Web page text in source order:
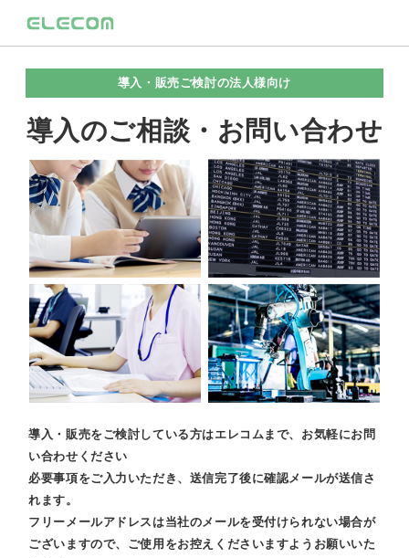
導入・販売ご検討の法人様向け
導入のご相談・お問い合わせ
導入・販売をご検討している方はエレコムまで、お気軽にお問
い合わせください
必要事項をご入力いただき、送信完了後に確認メールが送信さ
れます。
フリーメールアドレスは当社のメールを受付けられない場合が
ございますので、ご使用をお控えくださいますようお願いいた